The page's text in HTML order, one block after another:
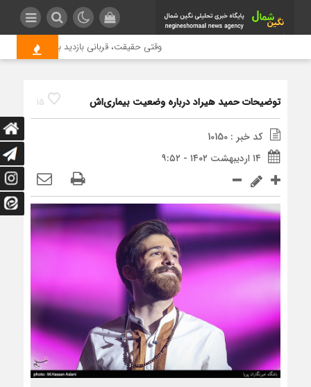
وقتی حقیقت، قربانی بازدید بیشتر می
15 توضیحات حمید هیراد درباره وضعیت بیماری‌اش
کد خبر : 10150
۱۴ اردیبهشت ۱۴۰۲ - ۹:۵۲